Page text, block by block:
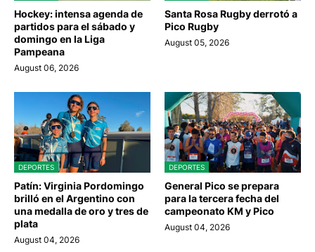
Hockey: intensa agenda de
partidos para el sábado y
domingo en la Liga
Pampeana
August 06, 2026
Santa Rosa Rugby derrotó a
Pico Rugby
August 05, 2026
DEPORTES
Patín: Virginia Pordomingo
brilló en el Argentino con
una medalla de oro y tres de
plata
August 04, 2026
DEPORTES
General Pico se prepara
para la tercera fecha del
campeonato KM y Pico
August 04, 2026